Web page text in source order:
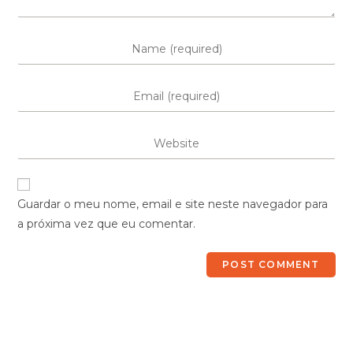
Guardar o meu nome, email e site neste navegador para
a próxima vez que eu comentar.